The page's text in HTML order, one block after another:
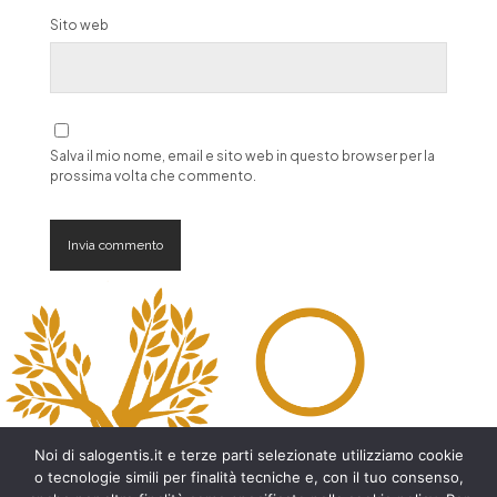
Sito web
Salva il mio nome, email e sito web in questo browser per la
prossima volta che commento.
A
l
t
e
r
n
a
i
v
Noi di salogentis.it e terze parti selezionate utilizziamo cookie
o tecnologie simili per finalità tecniche e, con il tuo consenso,